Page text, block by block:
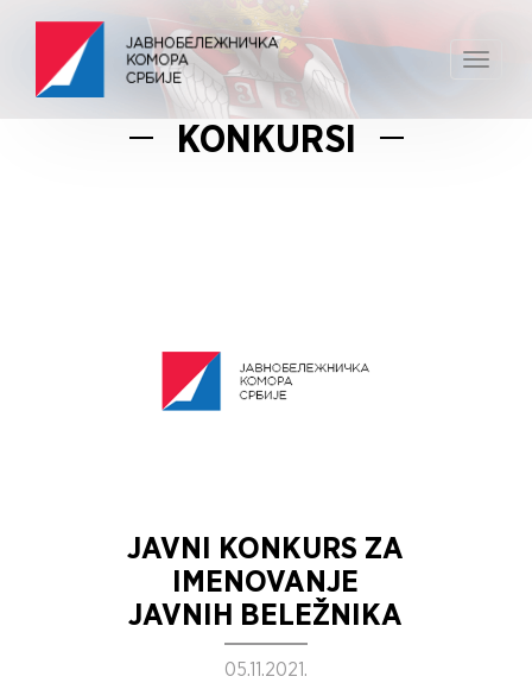
Toggle
KONKURSI
JAVNI KONKURS ZA
IMENOVANJE
JAVNIH BELEŽNIKA
05.11.2021.